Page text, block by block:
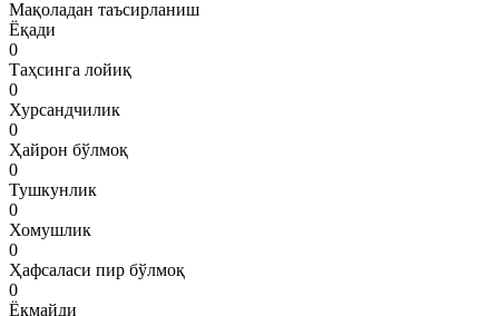
Мақоладан таъсирланиш
Ёқади
0
Таҳсинга лойиқ
0
Хурсандчилик
0
Ҳайрон бўлмоқ
0
Тушкунлик
0
Хомушлик
0
Ҳафсаласи пир бўлмоқ
0
Ёқмайди